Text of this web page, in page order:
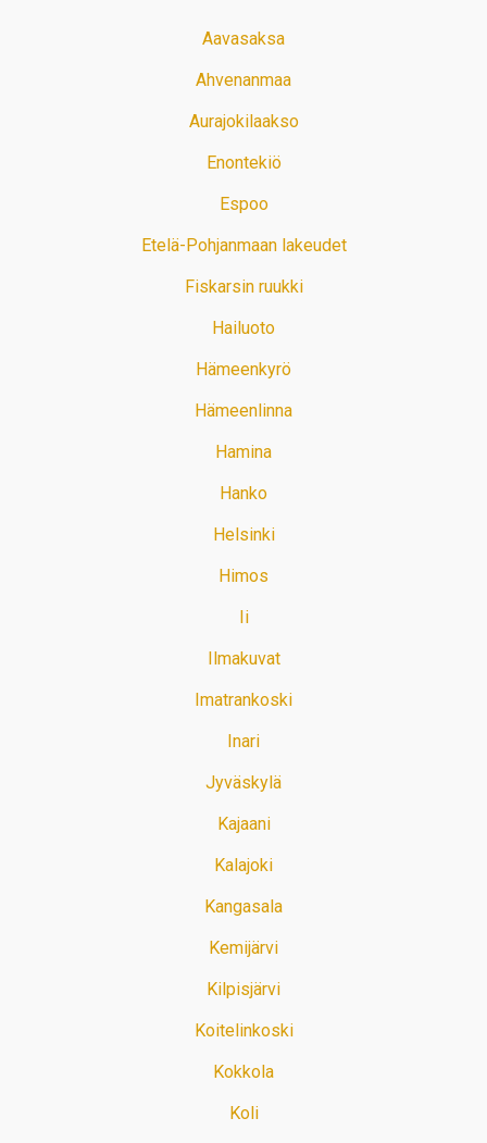
Aavasaksa
Ahvenanmaa
Aurajokilaakso
Enontekiö
Espoo
Etelä-Pohjanmaan lakeudet
Fiskarsin ruukki
Hailuoto
Hämeenkyrö
Hämeenlinna
Hamina
Hanko
Helsinki
Himos
Ii
Ilmakuvat
Imatrankoski
Inari
Jyväskylä
Kajaani
Kalajoki
Kangasala
Kemijärvi
Kilpisjärvi
Koitelinkoski
Kokkola
Koli